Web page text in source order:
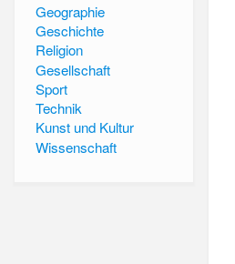
Geographie
Geschichte
Religion
Gesellschaft
Sport
Technik
Kunst und Kultur
Wissenschaft